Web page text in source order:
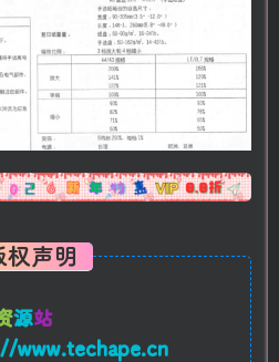
权声明
源站
www.techape.cn